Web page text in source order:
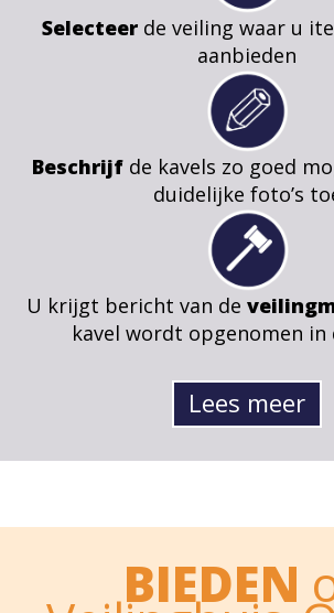
Selecteer de veiling waar u
aanbieden
Beschrijfde kavels zo goed
duidelijke foto’s
U krijgt bericht van de
kavel wordt opgenomen in
Lees meer
BIEDEN